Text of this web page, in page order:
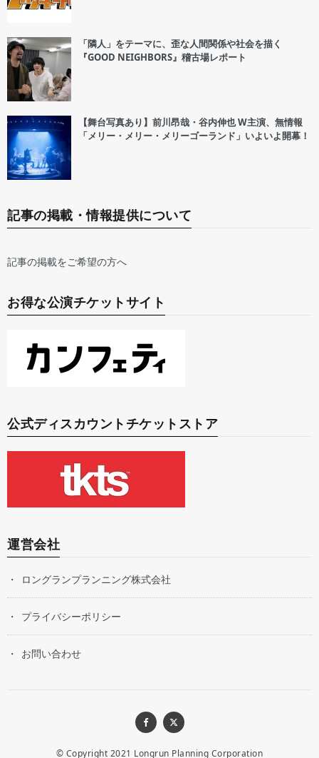
「隣人」をテーマに、歪な人間関係や社会を描く
『GOOD NEIGHBORS』稽古場レポート
【舞台写真あり】前川昂哉・谷内伸也 W主演、無情報
「メリー・メリー・メリーゴーランド」いよいよ開幕！
記事の掲載・情報提供について
記事の掲載をご希望の方へ
お得な公演チケットサイト
公式ディスカウントチケットストア
運営会社
ロングランプランニング株式会社
プライバシーポリシー
お問い合わせ
© Copyright 2021 Longrun Planning Corporation